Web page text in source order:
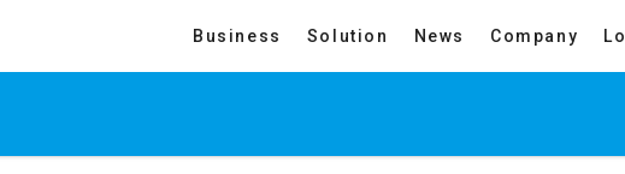
Business Solution News Company